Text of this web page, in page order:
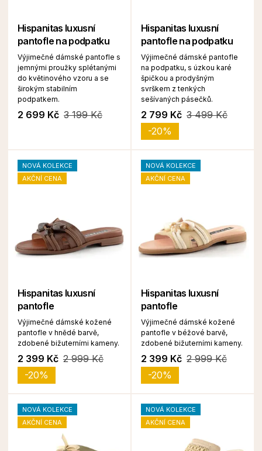
Hispanitas luxusní
pantofle na podpatku
Výjimečné dámské pantofle s
jemnými proužky splétanými
do květinového vzoru a se
širokým stabilním
podpatkem.
2 699 Kč 3 199 Kč
Hispanitas luxusní
pantofle na podpatku
Výjimečné dámské pantofle
na podpatku, s úzkou karé
špičkou a prodyšným
svrškem z tenkých
sešívaných pásečků.
2 799 Kč 3 499 Kč
-20%
NOVÁ KOLEKCE
AKČNÍ CENA
Hispanitas luxusní
pantofle
Výjimečné dámské kožené
pantofle v hnědé barvě,
zdobené bižuterními kameny.
2 399 Kč 2 999 Kč
-20%
NOVÁ KOLEKCE
AKČNÍ CENA
Hispanitas luxusní
pantofle
Výjimečné dámské kožené
pantofle v béžové barvě,
zdobené bižuterními kameny.
2 399 Kč 2 999 Kč
-20%
NOVÁ KOLEKCE
AKČNÍ CENA
NOVÁ KOLEKCE
AKČNÍ CENA